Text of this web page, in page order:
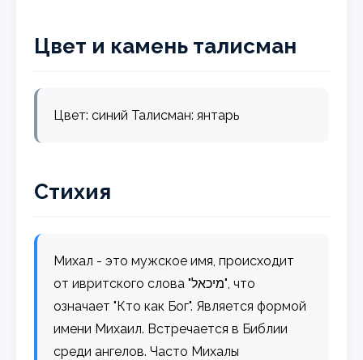
Цвет и камень талисман
Цвет: синий Талисман: янтарь
Стихия
Михал - это мужское имя, происходит
от ивритского слова "מיכאל", что
означает "Кто как Бог". Является формой
имени Михаил. Встречается в Библии
среди ангелов. Часто Михалы